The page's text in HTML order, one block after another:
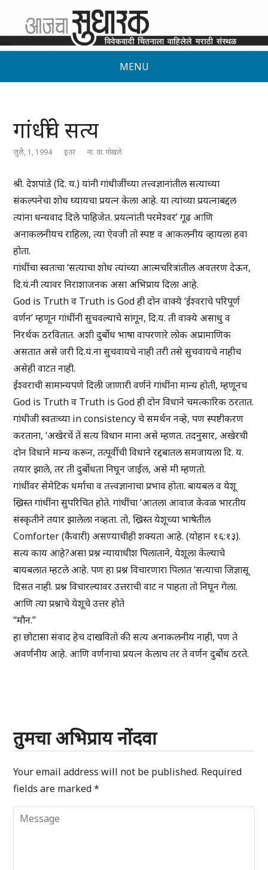
MENU
गांधींचे सत्य
जुलै, 1, 1994 इतर ना. वा. गोखले
श्री. देशपांडे (दि. य.) यांनी गांधीजींच्या तत्त्वज्ञानांतील सत्याच्या
संकल्पनेचा शोध घ्यायचा प्रयत्न केला आहे. या त्यांच्या प्रयत्नाबद्दल
त्यांना धन्यवाद दिले पाहिजेत. प्रयत्नांती परमेश्वर’ गूढ आणि
अनाकलनीयच राहिला, त्या ऐवजी तो स्पष्ट व आकलनीय व्हायला हवा
होता.
गांधींचा स्वतःचा ‘सत्याचा शोध त्यांच्या आत्मचरित्रांतील अवतरण देऊन,
दि.यं.नी त्यावर निराशाजनक असा अभिप्राय दिला आहे.
God is Truth व Truth is God ही दोन वाक्ये ‘ईश्वराचे परिपूर्ण
वर्णन’ म्हणून गांधींनी सुचवल्याचे सांगून, दि.य. ती वाक्ये असाधु व
निरर्थक ठरवितात. अशी दुर्बोध भाषा वापरणारे लोक अप्रामाणिक
असतात असे जरी दि.यं.ना सुचवायचे नाही तरी तसे सुचवायचे नाहीच
असेही वाटत नाही.
ईश्वराची सामान्यपणे दिली जाणारी वर्णने गांधींना मान्य होती, म्हणूनच
God is Truth व Truth is God ही दोन विधाने चमत्कारिक ठरतात.
गांधीजी स्वतःच्या in consistency चे समर्थन नव्हे, पण स्पष्टीकरण
करताना, ‘अखेरचें तें सत्य विधान माना असे म्हणत. तदनुसार, अखेरची
दोन विधाने मान्य करून, तत्पूर्वीची विधाने रद्दबातल समजायला दि. य.
तयार झाले, तर ती दुर्बोधता निघून जाईल, असे मी म्हणतो.
गांधींवर सेमेटिक धर्माचा व तत्त्वज्ञानाचा प्रभाव होता. बायबल व येशू
ख्रिस्त गांधींना सुपरिचित होते. गांधींचा ‘आतला आवाज केवळ भारतीय
संस्कृतीने तयार झालेला नव्हता. तो, ख्रिस्त येशूच्या भाषेतील
Comforter (कैवारी) असण्याचीही शक्यता आहे. (योहान १६:१३).
सत्य काय आहे?असा प्रश्न न्यायाधीश पिलाताने, येशूला केल्याचे
बायबलात म्हटले आहे. पण हा प्रश्न विचारणारा पिलात ‘सत्याचा जिज्ञासू
दिसत नाही. प्रश्न विचारल्यावर उत्तराची वाट न पाहता तो निघून गेला.
आणि त्या प्रश्नाचे येशूचे उत्तर होते
“मौन.”
हा छोटासा संवाद हेच दाखवितो की सत्य अनाकलनीय नाही, पण ते
अवर्णनीय आहे. आणि वर्णनाचा प्रयत्न केलाच तर ते वर्णन दुर्बोध ठरते.
तुमचा अभिप्राय नोंदवा
Your email address will not be published. Required
fields are marked*